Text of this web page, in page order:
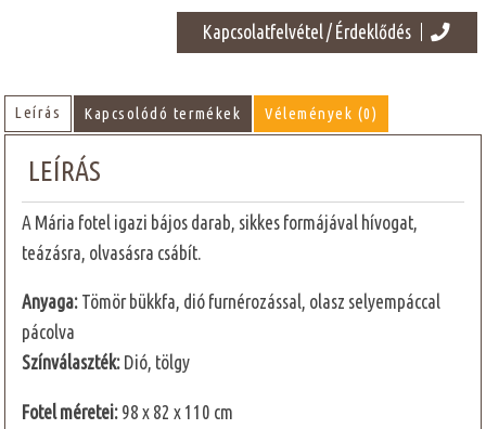
Kapcsolatfelvétel / Érdeklődés
Leírás Kapcsolódó termékek Vélemények (0)
LEÍRÁS
A Mária fotel igazi bájos darab, sikkes formájával hívogat,
teázásra, olvasásra csábít.
Anyaga: Tömör bükkfa, dió furnérozással, olasz selyempáccal
pácolva
Színválaszték: Dió, tölgy
Fotel méretei: 98 x 82 x 110 cm